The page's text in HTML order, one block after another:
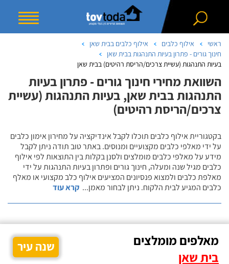
ראשי אילוף כלבים
אילוף כלבים בבית שאן
חינוך גורים - פתרון בעיות התנהגות בבית שאן
בעיות התנהגות (עשיית צרכים/הריסת רהיטים) בבית שאן
השוואת מחירי חינוך גורים - פתרון בעיות
התנהגות בבית שאן, בעיות התנהגות (עשיית
צרכים/הריסת רהיטים)
בקטגוריית אילוף כלבים תוכלו לקבל אינדיקציה על מחירון אימון כלבים
על ידי מאלפי כלבים מקצועיים ומנוסים. באתר טוב תודה ניתן לקבל
מידע על מאלפי כלבים מומלצים ולסנן בקלות בין התוצאות לפי אילוף
כלבים מגיל שנה ומעלה, חינוך גורים ופתרון בעיות התנהגות על ידי
מאלפת כלבים ולמצוא פנסיונים המציעים אילוף כלב מקצועי או מאלף
כלבים המגיע לבית הלקוח. ניתן לבחור מאמן... קרא עוד
מאלפים מומלצים
בית שאן
שנה עיר